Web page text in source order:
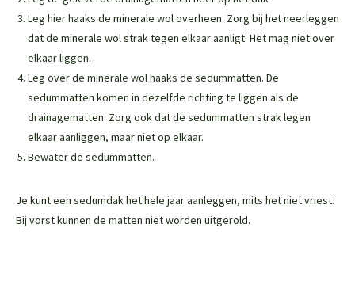
Leg hier haaks de minerale wol overheen. Zorg bij het neerleggen
dat de minerale wol strak tegen elkaar aanligt. Het mag niet over
elkaar liggen.
Leg over de minerale wol haaks de sedummatten. De
sedummatten komen in dezelfde richting te liggen als de
drainagematten. Zorg ook dat de sedummatten strak legen
elkaar aanliggen, maar niet op elkaar.
Bewater de sedummatten.
Je kunt een sedumdak het hele jaar aanleggen, mits het niet vriest.
Bij vorst kunnen de matten niet worden uitgerold.